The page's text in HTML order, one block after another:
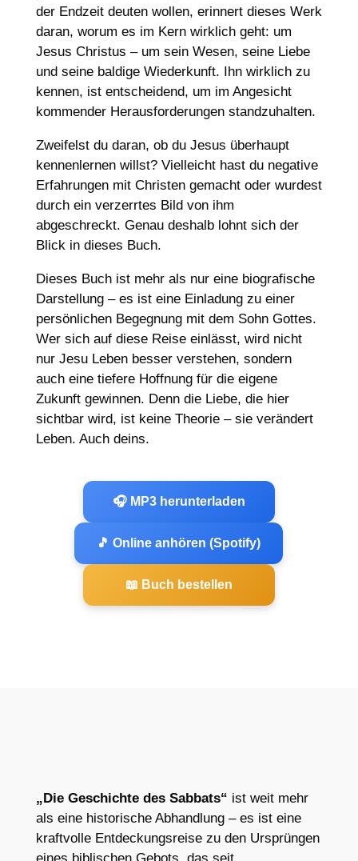
der Endzeit deuten wollen, erinnert dieses Werk
daran, worum es im Kern wirklich geht: um
Jesus Christus – um sein Wesen, seine Liebe
und seine baldige Wiederkunft. Ihn wirklich zu
kennen, ist entscheidend, um im Angesicht
kommender Herausforderungen standzuhalten.
Zweifelst du daran, ob du Jesus überhaupt
kennenlernen willst? Vielleicht hast du negative
Erfahrungen mit Christen gemacht oder wurdest
durch ein verzerrtes Bild von ihm
abgeschreckt. Genau deshalb lohnt sich der
Blick in dieses Buch.
Dieses Buch ist mehr als nur eine biografische
Darstellung – es ist eine Einladung zu einer
persönlichen Begegnung mit dem Sohn Gottes.
Wer sich auf diese Reise einlässt, wird nicht
nur Jesu Leben besser verstehen, sondern
auch eine tiefere Hoffnung für die eigene
Zukunft gewinnen. Denn die Liebe, die hier
sichtbar wird, ist keine Theorie – sie verändert
Leben. Auch deins.
🎧 MP3 herunterladen
🎵 Online anhören (Spotify)
📖 Buch bestellen
„Die Geschichte des Sabbats“ ist weit mehr
als eine historische Abhandlung – es ist eine
kraftvolle Entdeckungsreise zu den Ursprüngen